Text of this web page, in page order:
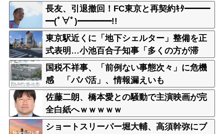
長友、引退撤回！FC東京と再契約ｷﾀ━━━
━(ﾟ∀ﾟ)━━━━!!
東京駅近くに「地下シェルター」整備を正
式表明…小池百合子知事「多くの方が滞
在、施設整備の効果高い」
国税不祥事、「前例ない事態次々」に危機
感 「パパ活」、情報漏えいも
佐藤二朗、橋本愛との騒動で主演映画が完
全白紙へｗｗｗｗｗ
ショートスリーパー堀大輔、高須幹弥にブ